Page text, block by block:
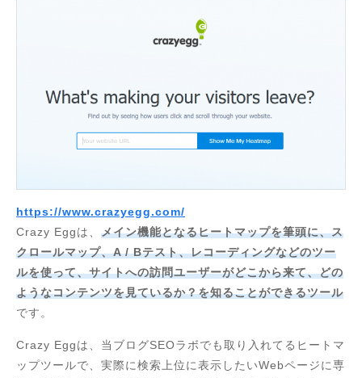
https://www.crazyegg.com/
Crazy Eggは、 メイン機能となるヒートマップを筆頭に、ス
クロールマップ、A / Bテスト、レコーディングなどのツー
ルを使って、サイトへの訪問ユーザーがどこから来て、どの
ようなコンテンツを見ているか？を知ることができるツール
です。
Crazy Eggは、当ブログSEOラボでも取り入れてるヒートマ
ップツールで、実際に検索上位に表示したいWebページに専